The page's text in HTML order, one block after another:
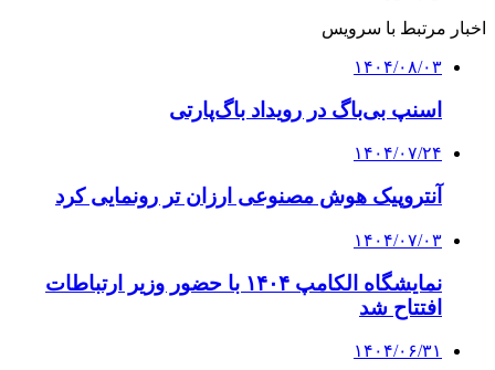
اخبار مرتبط با سرویس
۱۴۰۴/۰۸/۰۳
اسنپ بی‌باگ در رویداد باگ‌پارتی
۱۴۰۴/۰۷/۲۴
آنتروپیک هوش مصنوعی ارزان تر رونمایی کرد
۱۴۰۴/۰۷/۰۳
نمایشگاه الکامپ ۱۴۰۴ با حضور وزیر ارتباطات
افتتاح شد
۱۴۰۴/۰۶/۳۱